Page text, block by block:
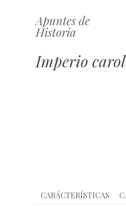
Apuntes de
Historia
Saltar
al
Imperio
CARÁCTERÍSTICAS